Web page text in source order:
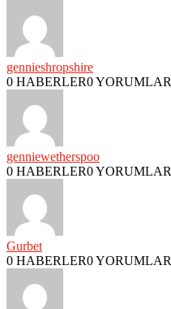
gennieshropshire
0 HABERLER0 YORUMLAR
genniewetherspoo
0 HABERLER0 YORUMLAR
Gurbet
0 HABERLER0 YORUMLAR